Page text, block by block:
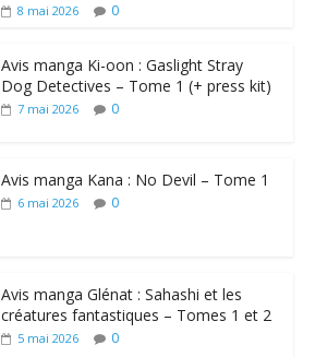
8 mai 2026 0
Avis manga Ki-oon : Gaslight Stray
Dog Detectives – Tome 1 (+ press kit)
7 mai 2026 0
Avis manga Kana : No Devil – Tome 1
6 mai 2026 0
Avis manga Glénat : Sahashi et les
créatures fantastiques – Tomes 1 et 2
5 mai 2026 0